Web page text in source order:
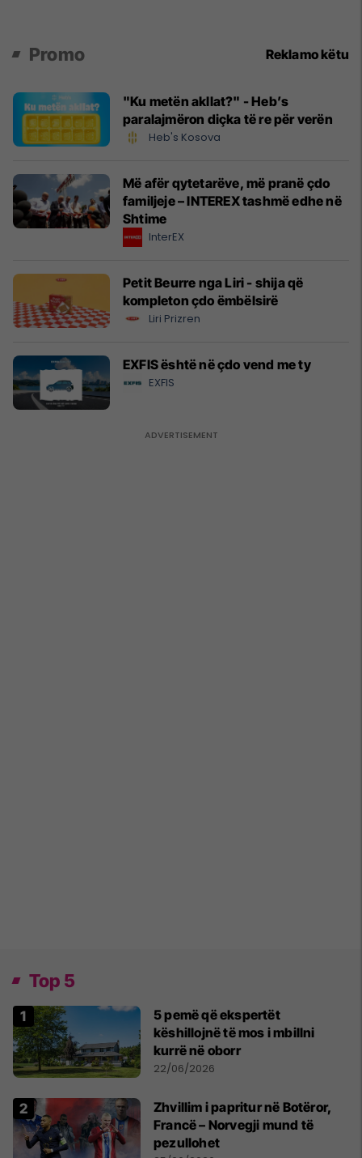
Promo Reklamo këtu
"Ku metën akllat?" - Heb’s
paralajmëron diçka të re për verën
Heb's Kosova
Më afër qytetarëve, më pranë çdo
familjeje – INTEREX tashmë edhe në
Shtime
InterEX
Petit Beurre nga Liri - shija që
kompleton çdo ëmbëlsirë
Liri Prizren
EXFIS është në çdo vend me ty
EXFIS
Top 5
5 pemë që ekspertët
këshillojnë të mos i mbillni
kurrë në oborr
22/06/2026
Zhvillim i papritur në Botëror,
Francë – Norvegji mund të
pezullohet